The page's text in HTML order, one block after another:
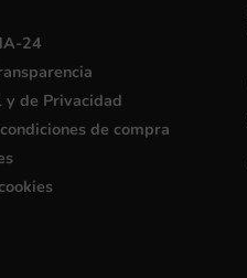
24
y de Privacidad
de compra